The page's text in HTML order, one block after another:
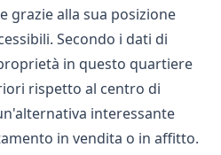
grazie alla sua posizione
Secondo i dati di
in questo quartiere
rispetto al centro di
interessante
in vendita o in affitto.